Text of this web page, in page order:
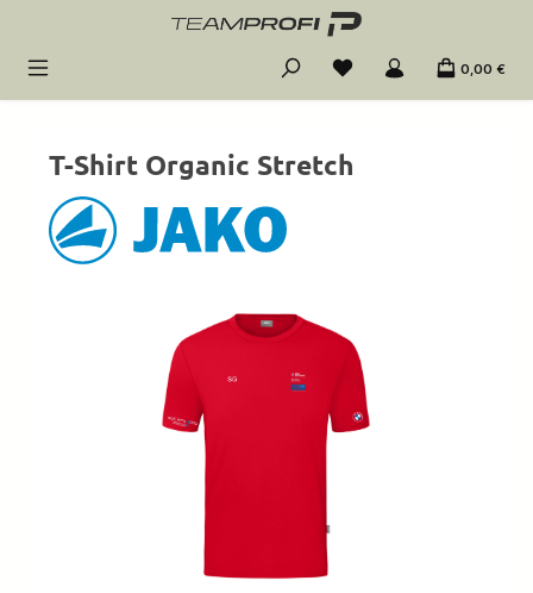
Zum Hauptinhalt springen
0,00 €
T-Shirt Organic Stretch
Bildergalerie überspringen